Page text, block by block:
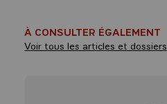
À CONSULTER ÉGALEMENT
Voir tous les articles et dossiers